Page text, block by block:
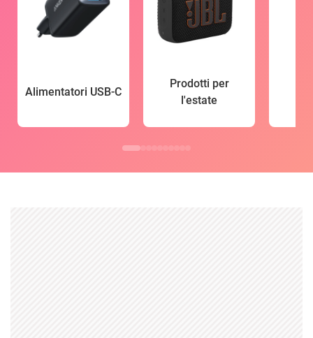
Alimentatori USB-C
Prodotti per
l'estate